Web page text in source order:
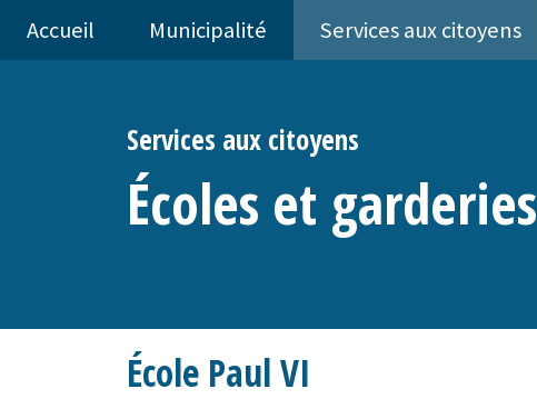
Accueil Municipalité Services aux citoyens
Services aux citoyens
Écoles et garderies
École Paul VI